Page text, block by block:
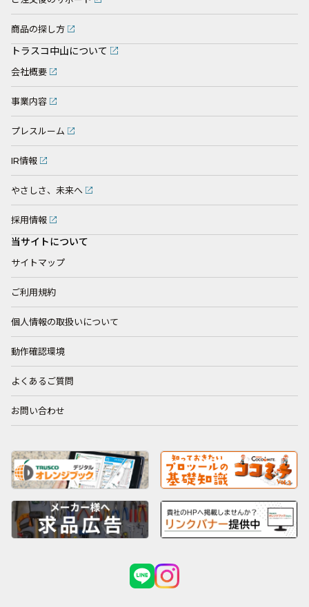
商品の探し方
トラスコ中山について
会社概要
事業内容
プレスルーム
IR情報
やさしさ、未来へ
採用情報
当サイトについて
サイトマップ
ご利用規約
個人情報の取扱いについて
動作確認環境
よくあるご質問
お問い合わせ